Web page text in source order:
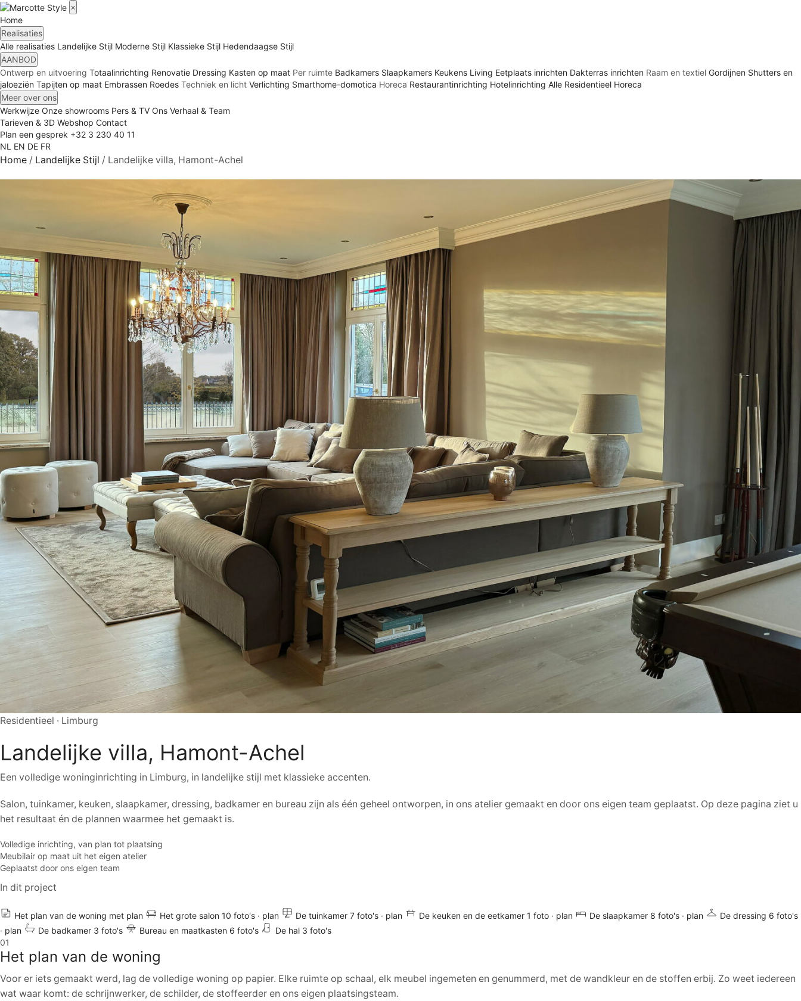
×
Home
Realisaties
Alle realisaties Landelijke Stijl Moderne Stijl Klassieke Stijl Hedendaagse Stijl
AANBOD
Ontwerp en uitvoering Totaalinrichting Renovatie Dressing Kasten op maat Per ruimte Badkamers Slaapkamers Keukens Living Eetplaats inrichten Dakterras inrichten Raam en textiel Gordijnen Shutters en
jaloeziën Tapijten op maat Embrassen Roedes Techniek en licht Verlichting Smarthome-domotica Horeca Restaurantinrichting Hotelinrichting Alle Residentieel Horeca
Meer over ons
Werkwijze Onze showrooms Pers & TV Ons Verhaal & Team
Tarieven & 3D Webshop Contact
Plan een gesprek +32 3 230 40 11
NL EN DE FR
Home / Landelijke Stijl / Landelijke villa, Hamont-Achel
Residentieel · Limburg
Landelijke villa, Hamont-Achel
Een volledige woninginrichting in Limburg, in landelijke stijl met klassieke accenten.
Salon, tuinkamer, keuken, slaapkamer, dressing, badkamer en bureau zijn als één geheel ontworpen, in ons atelier gemaakt en door ons eigen team geplaatst. Op deze pagina ziet u
het resultaat én de plannen waarmee het gemaakt is.
Volledige inrichting, van plan tot plaatsing
Meubilair op maat uit het eigen atelier
Geplaatst door ons eigen team
In dit project
Het plan van de woning met plan Het grote salon 10 foto's · plan De tuinkamer 7 foto's · plan De keuken en de eetkamer 1 foto · plan De slaapkamer 8 foto's · plan De dressing 6 foto's
· plan
De badkamer 3 foto's Bureau en maatkasten 6 foto's De hal 3 foto's
01
Het plan van de woning
Voor er iets gemaakt werd, lag de volledige woning op papier. Elke ruimte op schaal, elk meubel ingemeten en genummerd, met de wandkleur en de stoffen erbij. Zo weet iedereen
wat waar komt: de schrijnwerker, de schilder, de stoffeerder en ons eigen plaatsingsteam.